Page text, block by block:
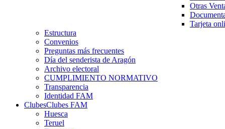
Otras
Tarjeta
Estructura
Convenios
Preguntas más frecuentes
Día del senderista de Aragón
Archivo electoral
CUMPLIMIENTO NORMATIVO
Transparencia
Identidad FAM
ClubesClubes FAM
Huesca
Teruel